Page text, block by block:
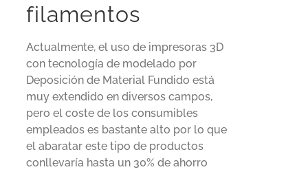
filamentos
Actualmente, el uso de impresoras 3D
con tecnología de modelado por
Deposición de Material Fundido está
muy extendido en diversos campos,
pero el coste de los consumibles
empleados es bastante alto por lo que
el abaratar este tipo de productos
conllevaría hasta un 30% de ahorro